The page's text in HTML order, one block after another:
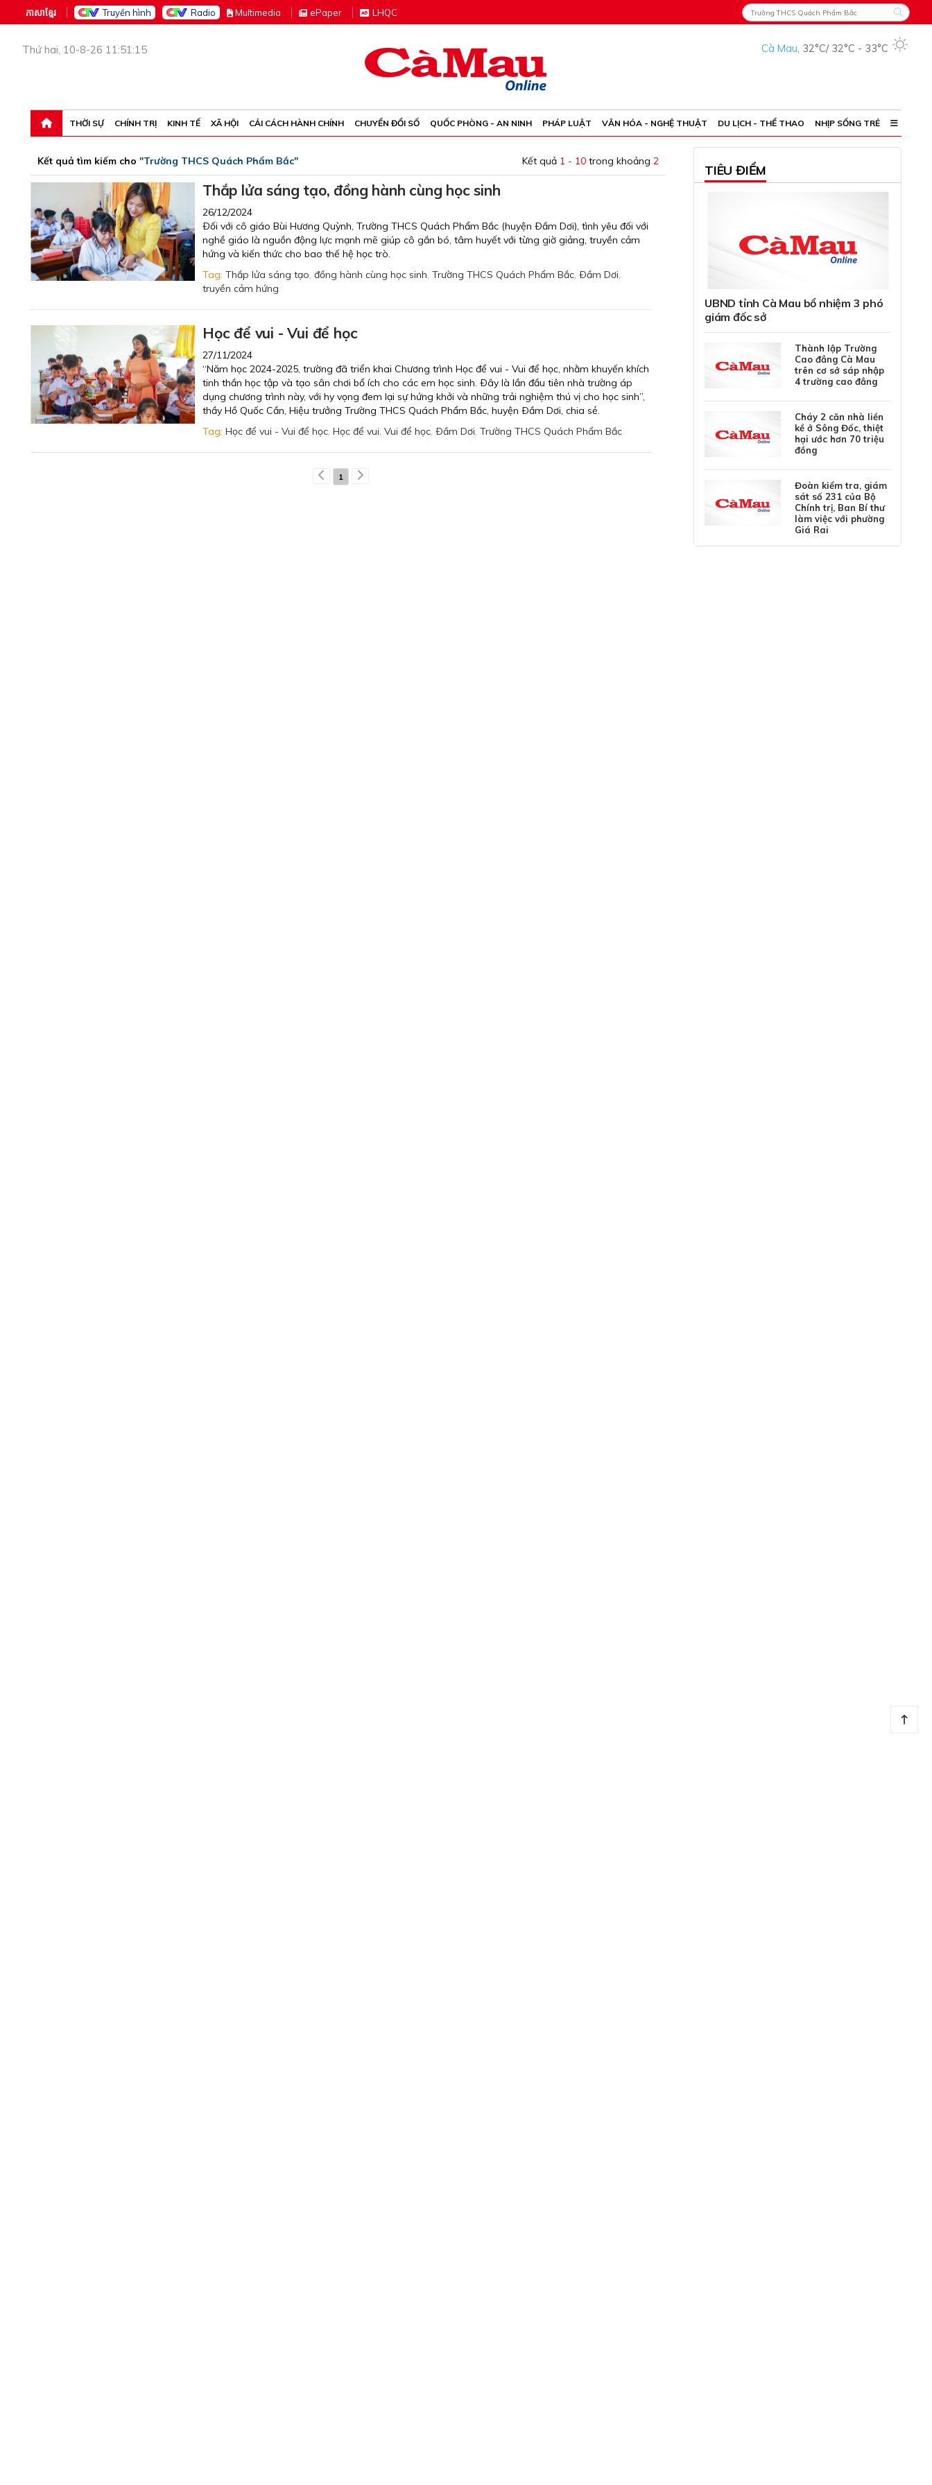
ភាសាខ្មែរ Truyền hình Radio Multimedia ePaper LHQC
Thứ hai, 10-8-26 11:51:15 Cà Mau, 32°C/ 32°C - 33°C
THỜI SỰ CHÍNH TRỊ KINH TẾ XÃ HỘI CẢI CÁCH HÀNH CHÍNH CHUYỂN ĐỔI SỐ QUỐC PHÒNG - AN NINH PHÁP LUẬT VĂN HÓA - NGHỆ THUẬT DU LỊCH - THỂ THAO NHỊP SỐNG TRẺ
Kết quả tìm kiếm cho "Trường THCS Quách Phẩm Bắc" Kết quả 1 - 10 trong khoảng 2
Thắp lửa sáng tạo, đồng hành cùng học sinh
26/12/2024
Ðối với cô giáo Bùi Hương Quỳnh, Trường THCS Quách Phẩm Bắc (huyện Ðầm Dơi), tình yêu đối với
nghề giáo là nguồn động lực mạnh mẽ giúp cô gắn bó, tâm huyết với từng giờ giảng, truyền cảm
hứng và kiến thức cho bao thế hệ học trò.
Tag: Thắp lửa sáng tạo, đồng hành cùng học sinh, Trường THCS Quách Phẩm Bắc, Ðầm Dơi,
truyền cảm hứng
Học để vui - Vui để học
27/11/2024
“Năm học 2024-2025, trường đã triển khai Chương trình Học để vui - Vui để học, nhằm khuyến khích
tinh thần học tập và tạo sân chơi bổ ích cho các em học sinh. Ðây là lần đầu tiên nhà trường áp
dụng chương trình này, với hy vọng đem lại sự hứng khởi và những trải nghiệm thú vị cho học sinh”,
thầy Hồ Quốc Cần, Hiệu trưởng Trường THCS Quách Phẩm Bắc, huyện Ðầm Dơi, chia sẻ.
Tag: Học để vui - Vui để học, Học để vui, Vui để học, Ðầm Dơi, Trường THCS Quách Phẩm Bắc
1
TIÊU ĐIỂM
UBND tỉnh Cà Mau bổ nhiệm 3 phó
giám đốc sở
Thành lập Trường
Cao đẳng Cà Mau
trên cơ sở sáp nhập
4 trường cao đẳng
Cháy 2 căn nhà liền
kề ở Sông Đốc, thiệt
hại ước hơn 70 triệu
đồng
Đoàn kiểm tra, giám
sát số 231 của Bộ
Chính trị, Ban Bí thư
làm việc với phường
Giá Rai